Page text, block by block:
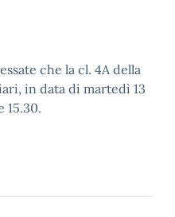
che la cl. 4A della
in data di martedì 13
15.30.